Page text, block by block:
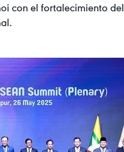
con el fortalecimiento